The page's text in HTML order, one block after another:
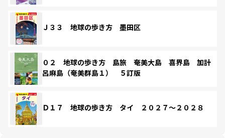
Ｊ３３ 地球の歩き方 墨田区
０２ 地球の歩き方 島旅 奄美大島 喜界島 加計
呂麻島（奄美群島１） ５訂版
Ｄ１７ 地球の歩き方 タイ ２０２７～２０２８